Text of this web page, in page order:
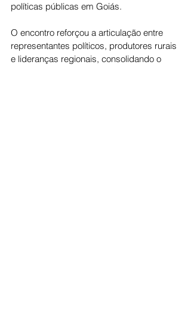
políticas públicas em Goiás.
O encontro reforçou a articulação entre
representantes políticos, produtores rurais
e lideranças regionais, consolidando o